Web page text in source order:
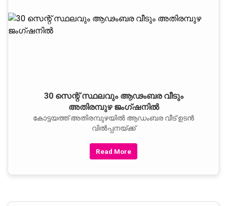
30 സെന്റ് സ്ഥലവും ആഢംബര വീടും
അതിരമ്പുഴ ജംഗ്ഷനില്‍
കോട്ടയത്ത് അതിരമ്പുഴയില്‍ ആഡംബര വീട് ഉടന്‍
വില്‍പ്പനയ്ക്ക്‌
Read More